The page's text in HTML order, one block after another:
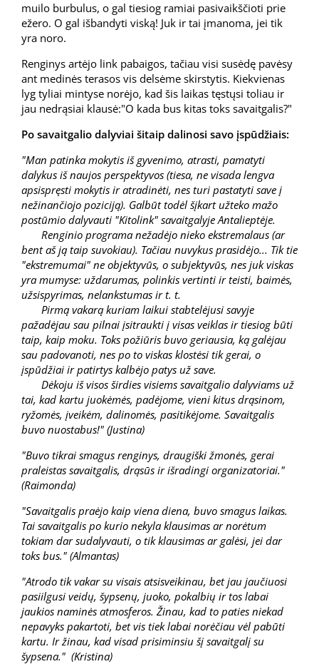
muilo burbulus, o gal tiesiog ramiai pasivaikščioti prie
ežero. O gal išbandyti viską! Juk ir tai įmanoma, jei tik
yra noro.
Renginys artėjo link pabaigos, tačiau visi susėdę pavėsy
ant medinės terasos vis delsėme skirstytis. Kiekvienas
lyg tyliai mintyse norėjo, kad šis laikas tęstųsi toliau ir
jau nedrąsiai klausė:"O kada bus kitas toks savaitgalis?"
Po savaitgalio dalyviai šitaip dalinosi savo įspūdžiais:
"Man patinka mokytis iš gyvenimo, atrasti, pamatyti
dalykus iš naujos perspektyvos (tiesa, ne visada lengva
apsispręsti mokytis ir atradinėti, nes turi pastatyti save į
nežinančiojo poziciją). Galbūt todėl šįkart užteko mažo
postūmio dalyvauti "Kitolink" savaitgalyje Antalieptėje.
Renginio programa nežadėjo nieko ekstremalaus (ar
bent aš ją taip suvokiau). Tačiau nuvykus prasidėjo... Tik tie
"ekstremumai" ne objektyvūs, o subjektyvūs, nes juk viskas
yra mumyse: uždarumas, polinkis vertinti ir teisti, baimės,
užsispyrimas, nelankstumas ir t. t.
Pirmą vakarą kuriam laikui stabtelėjusi savyje
pažadėjau sau pilnai įsitraukti į visas veiklas ir tiesiog būti
taip, kaip moku. Toks požiūris buvo geriausia, ką galėjau
sau padovanoti, nes po to viskas klostėsi tik gerai, o
įspūdžiai ir patirtys kalbėjo patys už save.
Dėkoju iš visos širdies visiems savaitgalio dalyviams už
tai, kad kartu juokėmės, padėjome, vieni kitus drąsinom,
ryžomės, įveikėm, dalinomės, pasitikėjome. Savaitgalis
buvo nuostabus!" (Justina)
"Buvo tikrai smagus renginys, draugiški žmonės, gerai
praleistas savaitgalis, drąsūs ir išradingi organizatoriai."
(Raimonda)
"Savaitgalis praėjo kaip viena diena, buvo smagus laikas.
Tai savaitgalis po kurio nekyla klausimas ar norėtum
tokiam dar sudalyvauti, o tik klausimas ar galėsi, jei dar
toks bus." (Almantas)
"Atrodo tik vakar su visais atsisveikinau, bet jau jaučiuosi
pasiilgusi veidų, šypsenų, juoko, pokalbių ir tos labai
jaukios naminės atmosferos. Žinau, kad to paties niekad
nepavyks pakartoti, bet vis tiek labai norėčiau vėl pabūti
kartu. Ir žinau, kad visad prisiminsiu šį savaitgalį su
šypsena." (Kristina)